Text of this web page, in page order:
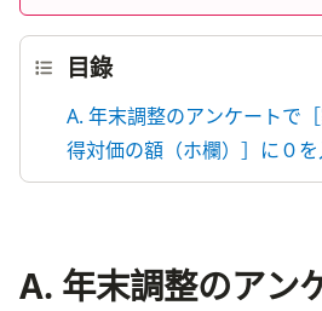
目錄
A. 年末調整のアンケートで
得対価の額（ホ欄）］に０
A. 年末調整のアン